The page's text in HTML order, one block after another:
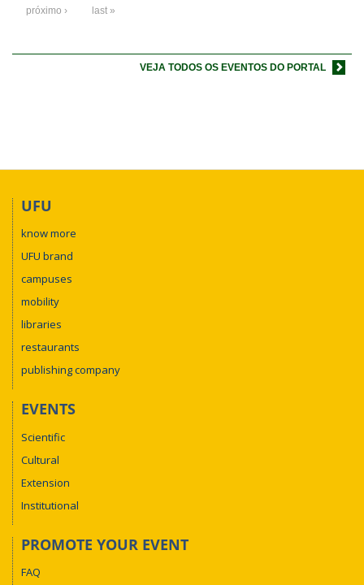
próximo › last »
VEJA TODOS OS EVENTOS DO PORTAL
UFU
know more
UFU brand
campuses
mobility
libraries
restaurants
publishing company
EVENTS
Scientific
Cultural
Extension
Institutional
PROMOTE YOUR EVENT
FAQ